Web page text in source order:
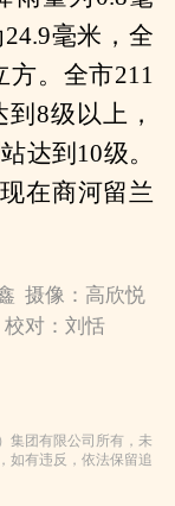
毫米，全
方。全市211
8级以上，
达到10级。
在商河留兰
摄像：高欣悦
对：刘恬
集团有限公司所有，未
如有违反，依法保留追